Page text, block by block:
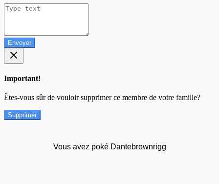
Envoyer
Important!
Êtes-vous sûr de vouloir supprimer ce membre de votre famille?
Supprimer
Vous avez poké Dantebrownrigg